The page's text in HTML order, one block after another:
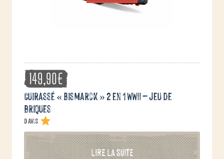
149,90€
Cuirassé « Bismarck » 2 en 1 WWII – jeu de
briques
0 avis
LIRE LA SUITE